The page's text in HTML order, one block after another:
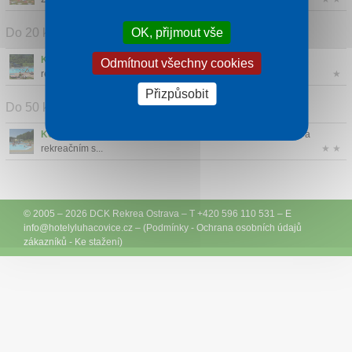
Do 20 km od centra
Koupaliště Zelené Zlín- Zelené koupaliště Zlín je po rozsáhlé
rekonst...
★
Do 50 km od centra
Koupaliště Rusava
- Obec Rusava je vyhlášeným turistickým a
rekreačním s...
★ ★
© 2005 – 2026 DCK Rekrea Ostrava – T +420 596 110 531 – E
info@ hotelyluhacovice.cz – (Podmínky - Ochrana osobních údajů
zákazníků - Ke stažení)
OK, přijmout vše
Odmítnout všechny cookies
Přizpůsobit